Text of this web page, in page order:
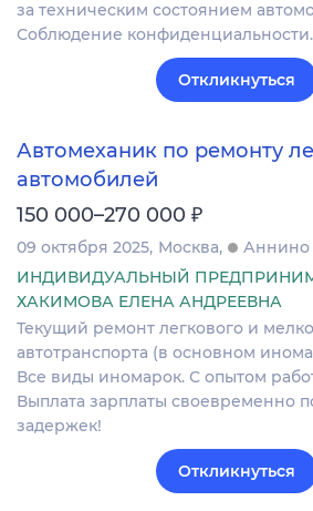
за техническим состоянием
Соблюдение
Откликнуться
Автомеханик по ремонту
автомобилей
150 000–270 000 ₽
09 октября 2025 Москва
Аннино
ИНДИВИДУАЛЬНЫЙ
ХАКИМОВА ЕЛЕНА АНДРЕЕВНА
Текущий ремонт легкового и
автотранспорта (в основном
Все виды иномарок. С опытом
Выплата зарплаты своевременно
задержек!
Откликнуться